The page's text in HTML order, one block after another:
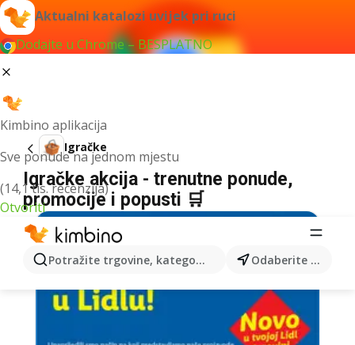
Aktualni katalozi uvijek pri ruci
Dodajte u Chrome – BESPLATNO
Kimbino aplikacija
Sve ponude na jednom mjestu
(14,1 tis. recenzija)
Otvoriti
Potražite trgovine, kategorije, proizvode... Odaberite grad
Igračke
Igračke akcija - trenutne ponude,
promocije i popusti 🛒